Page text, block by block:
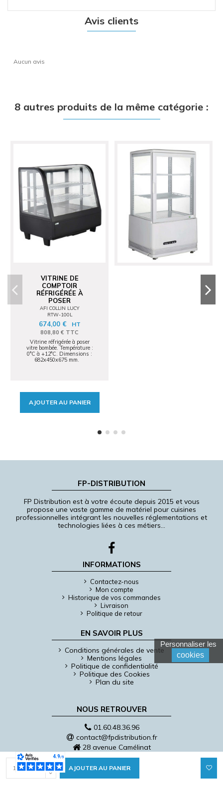
AJOUTER AU PANIER
Avis clients
Aucun avis
8 autres produits de la même catégorie :
VITRINE DE
COMPTOIR
RÉFRIGÉRÉE À
POSER
AFI COLLIN LUCY
RTW-100L
674,00 € HT
808,80 € TTC
Vitrine réfrigérée à poser
vitre bombée. Température :
0°C à +12°C. Dimensions :
682x450x675 mm.
AJOUTER AU PANIER
FP-DISTRIBUTION
FP Distribution est à votre écoute depuis 2015 et vous
propose une vaste gamme de matériel pour cuisines
professionnelles intégrant les nouvelles réglementations et
technologies liées à ces métiers…
INFORMATIONS
Contactez-nous
Mon compte
Historique de vos commandes
Livraison
Politique de retour
EN SAVOIR PLUS
Conditions générales de vente
Mentions légales
Politique de confidentialité
Politique des Cookies
Plan du site
NOUS RETROUVER
01.60.48.36.96
contact@fpdistribution.fr
28 avenue Camélinat
91200 Athis-Mons
©FP Distribution 2022 - Créé par l'Agence Web Cibleweb
Personnaliser les
cookies